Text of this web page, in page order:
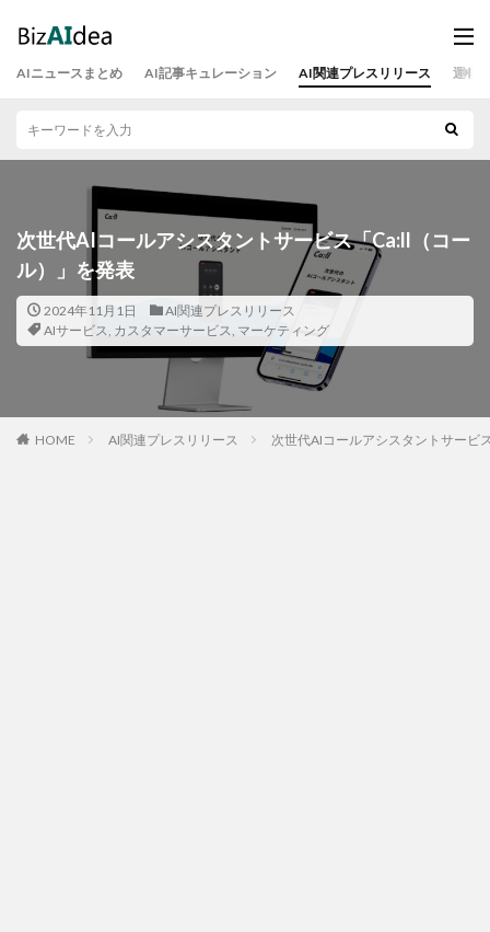
AIニュースまとめ AI記事キュレーション AI関連プレスリリース 運営
次世代AIコールアシスタントサービス「Ca:ll（コー
ル）」を発表
2024年11月1日
AI関連プレスリリース
AIサービス, カスタマーサービス, マーケティング
HOME AI関連プレスリリース 次世代AIコールアシスタントサービ